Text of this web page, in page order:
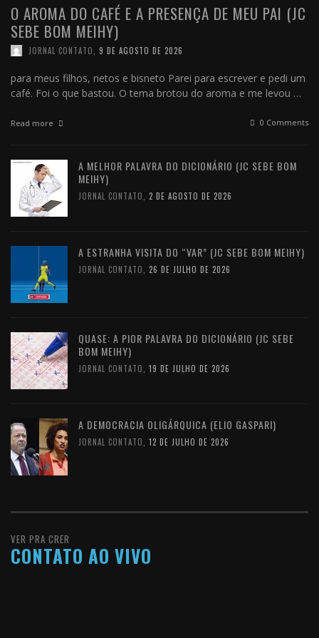
O AROMA DO CAFÉ E A PRESENÇA DE MEU PAI (JC
SEBE BOM MEIHY)
JORNAL CONTATO 9 DE AGOSTO DE 2026
para meus filhos, netos e bisneto Parei para escrever e pedi um
café. Foi o que bastou. O tema brotou do aroma e me levou …
Read more 0 Comments
A MELHOR PALAVRA DO DICIONÁRIO (JC SEBE BOM
MEIHY)
JORNAL CONTATO 2 DE AGOSTO DE 2026
A ESTRANHA VISITA DO “VAR” (JC SEBE BOM MEIHY)
JORNAL CONTATO 26 DE JULHO DE 2026
QUASE: A PIOR PALAVRA DO DICIONÁRIO (JC SEBE
BOM MEIHY)
JORNAL CONTATO 19 DE JULHO DE 2026
A DEMOCRACIA OLIGÁRQUICA (ELIO GASPARI)
JORNAL CONTATO 12 DE JULHO DE 2026
VER PRA CRER
CONTATO AO VIVO